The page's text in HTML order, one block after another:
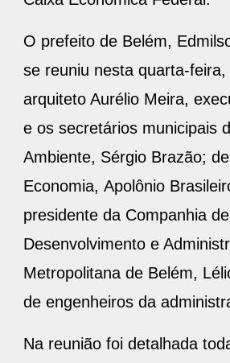
O prefeito de Belém,
se reuniu nesta quarta-feira,
arquiteto Aurélio Meira,
e os secretários municipais
Ambiente, Sérgio Brazão; de
Economia, Apolônio
presidente da Companhia de
Desenvolvimento e
Metropolitana de Belém,